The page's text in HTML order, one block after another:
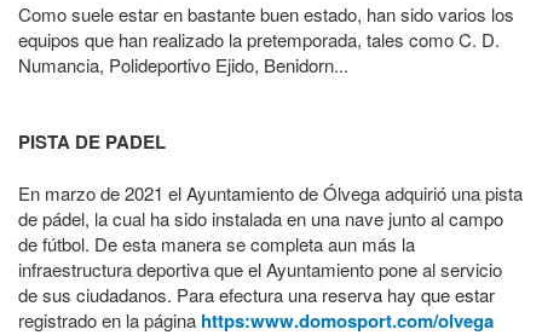
Como suele estar en bastante buen estado, han sido varios los
equipos que han realizado la pretemporada, tales como C. D.
Numancia, Polideportivo Ejido, Benidorn...
PISTA DE PADEL
En marzo de 2021 el Ayuntamiento de Ólvega adquirió una pista
de pádel, la cual ha sido instalada en una nave junto al campo
de fútbol. De esta manera se completa aun más la
infraestructura deportiva que el Ayuntamiento pone al servicio
de sus ciudadanos. Para efectura una reserva hay que estar
registrado en la página https:www.domosport.com/olvega